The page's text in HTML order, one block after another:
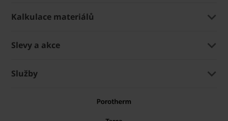
Kalkulace materiálů
Slevy a akce
Služby